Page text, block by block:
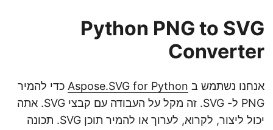
Python PNG to SVG
Converter
אנחנו נשתמש ב Aspose.SVG for Python כדי להמיר
PNG ל- SVG. זה מקל על העבודה עם קבצי SVG. אתה
יכול ליצור, לקרוא, לערוך או להמיר תוכן SVG. תכונה